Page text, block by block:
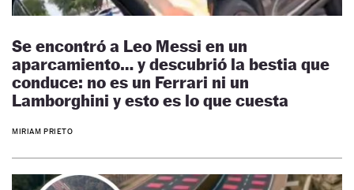
Se encontró a Leo Messi en un
aparcamiento… y descubrió la bestia que
conduce: no es un Ferrari ni un
Lamborghini y esto es lo que cuesta
MIRIAM PRIETO